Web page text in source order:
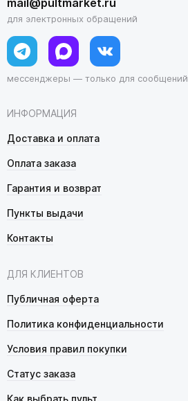
ИНФОРМАЦИЯ
Доставка и оплата
Оплата заказа
Гарантия и возврат
Пункты выдачи
Контакты
ДЛЯ КЛИЕНТОВ
Публичная оферта
Политика конфиденциальности
Условия правил покупки
Статус заказа
Как выбрать пульт
mail@pultmarket.ru
для электронных обращений
мессенджеры — только для сообщений